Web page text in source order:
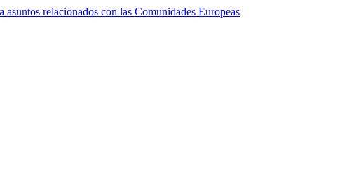
relacionados con las Comunidades Europeas